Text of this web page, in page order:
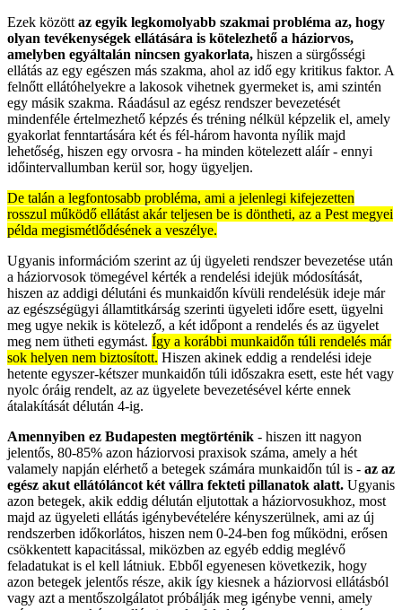
Ezek között az egyik legkomolyabb szakmai probléma az, hogy
olyan tevékenységek ellátására is kötelezhető a háziorvos,
amelyben egyáltalán nincsen gyakorlata, hiszen a sürgősségi
ellátás az egy egészen más szakma, ahol az idő egy kritikus faktor. A
felnőtt ellátóhelyekre a lakosok vihetnek gyermeket is, ami szintén
egy másik szakma. Ráadásul az egész rendszer bevezetését
mindenféle értelmezhető képzés és tréning nélkül képzelik el, amely
gyakorlat fenntartására két és fél-három havonta nyílik majd
lehetőség, hiszen egy orvosra - ha minden kötelezett aláír - ennyi
időintervallumban kerül sor, hogy ügyeljen.
De talán a legfontosabb probléma, ami a jelenlegi kifejezetten
rosszul működő ellátást akár teljesen be is döntheti, az a Pest megyei
példa megismétlődésének a veszélye.
Ugyanis információm szerint az új ügyeleti rendszer bevezetése után
a háziorvosok tömegével kérték a rendelési idejük módosítását,
hiszen az addigi délutáni és munkaidőn kívüli rendelésük ideje már
az egészségügyi államtitkárság szerinti ügyeleti időre esett, ügyelni
meg ugye nekik is kötelező, a két időpont a rendelés és az ügyelet
meg nem ütheti egymást. Így a korábbi munkaidőn túli rendelés már
sok helyen nem biztosított. Hiszen akinek eddig a rendelési ideje
hetente egyszer-kétszer munkaidőn túli időszakra esett, este hét vagy
nyolc óráig rendelt, az az ügyelete bevezetésével kérte ennek
átalakítását délután 4-ig.
Amennyiben ez Budapesten megtörténik - hiszen itt nagyon
jelentős, 80-85% azon háziorvosi praxisok száma, amely a hét
valamely napján elérhető a betegek számára munkaidőn túl is - az az
egész akut ellátóláncot két vállra fekteti pillanatok alatt. Ugyanis
azon betegek, akik eddig délután eljutottak a háziorvosukhoz, most
majd az ügyeleti ellátás igénybevételére kényszerülnek, ami az új
rendszerben időkorlátos, hiszen nem 0-24-ben fog működni, erősen
csökkentett kapacitással, miközben az egyéb eddig meglévő
feladatukat is el kell látniuk. Ebből egyenesen következik, hogy
azon betegek jelentős része, akik így kiesnek a háziorvosi ellátásból
vagy azt a mentőszolgálatot próbálják meg igénybe venni, amely